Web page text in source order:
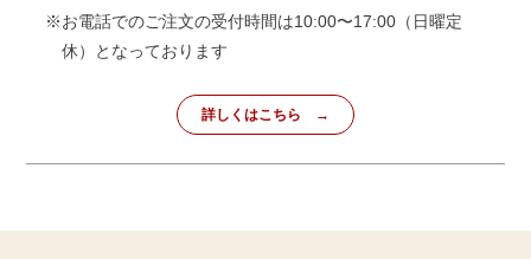
※お電話でのご注文の受付時間は10:00〜17:00（日曜定
休）となっております
詳しくはこちら